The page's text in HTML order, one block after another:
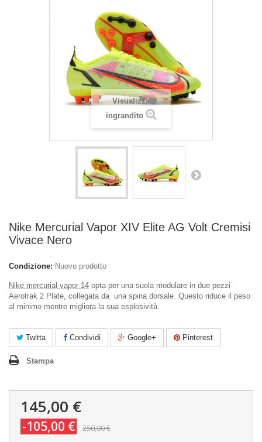
Visualizza
ingrandito
Nike Mercurial Vapor XIV Elite AG Volt Cremisi
Vivace Nero
Condizione: Nuovo prodotto
Nike mercurial vapor 14 opta per una suola modulare in due pezzi
Aerotrak 2 Plate, collegata da una spina dorsale. Questo riduce il peso
al minimo mentre migliora la sua esplosività.
Twitta Condividi Google+ Pinterest
Stampa
145,00 €
-105,00 € 250,00 €